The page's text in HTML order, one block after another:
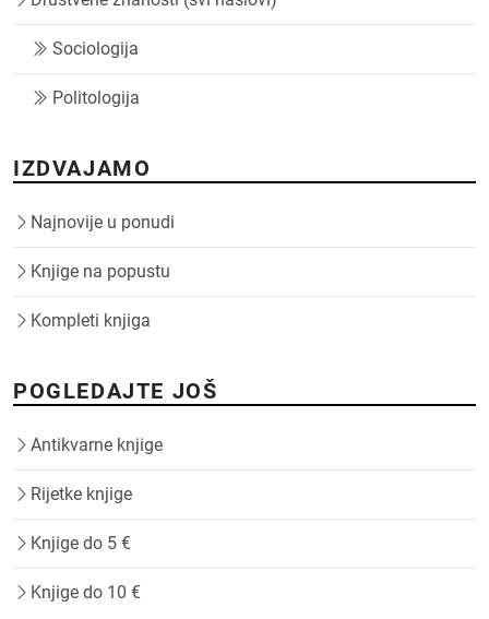
Sociologija
Politologija
IZDVAJAMO
Najnovije u ponudi
Knjige na popustu
Kompleti knjiga
POGLEDAJTE JOŠ
Antikvarne knjige
Rijetke knjige
Knjige do 5 €
Knjige do 10 €